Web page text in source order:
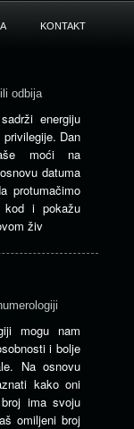
KONTAKT
odbija
energiju
Dan
moći na
datuma
protumačimo
kod i pokažu
živ
mogu nam
i bolje
Na osnovu
kako oni
ima svoju
omiljeni broj